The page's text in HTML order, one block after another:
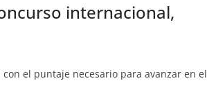
internacional,
el puntaje necesario para avanzar en el